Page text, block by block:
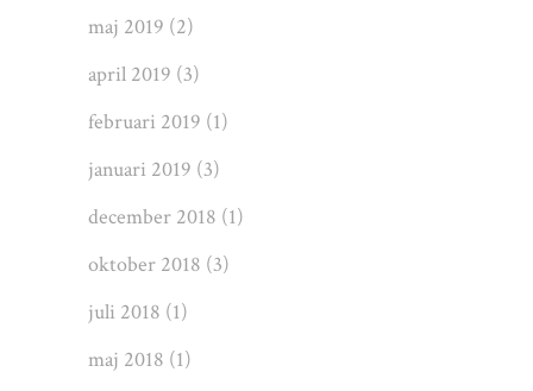
maj 2019 (2)
april 2019 (3)
februari 2019 (1)
januari 2019 (3)
december 2018 (1)
oktober 2018 (3)
juli 2018 (1)
maj 2018 (1)